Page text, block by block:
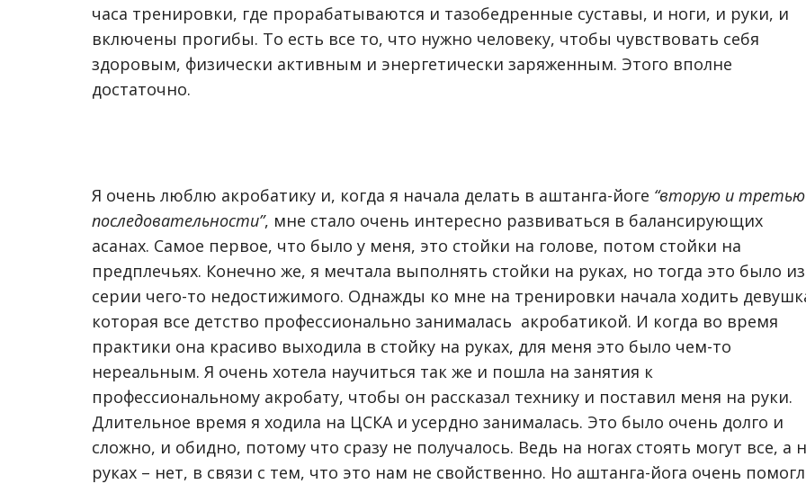
часа тренировки, где прорабатываются и тазобедренные суставы, и ноги, и руки, и
включены прогибы. То есть все то, что нужно человеку, чтобы чувствовать себя
здоровым, физически активным и энергетически заряженным. Этого вполне
достаточно.
Я очень люблю акробатику и, когда я начала делать в аштанга-йоге “вторую и третью
последовательности”, мне стало очень интересно развиваться в балансирующих
асанах. Самое первое, что было у меня, это стойки на голове, потом стойки на
предплечьях. Конечно же, я мечтала выполнять стойки на руках, но тогда это было из
серии чего-то недостижимого. Однажды ко мне на тренировки начала ходить
которая все детство профессионально занималась акробатикой. И когда во время
практики она красиво выходила в стойку на руках, для меня это было чем-то
нереальным. Я очень хотела научиться так же и пошла на занятия к
профессиональному акробату, чтобы он рассказал технику и поставил меня на руки.
Длительное время я ходила на ЦСКА и усердно занималась. Это было очень долго и
сложно, и обидно, потому что сразу не получалось. Ведь на ногах стоять могут все, а
руках – нет, в связи с тем, что это нам не свойственно. Но аштанга-йога очень